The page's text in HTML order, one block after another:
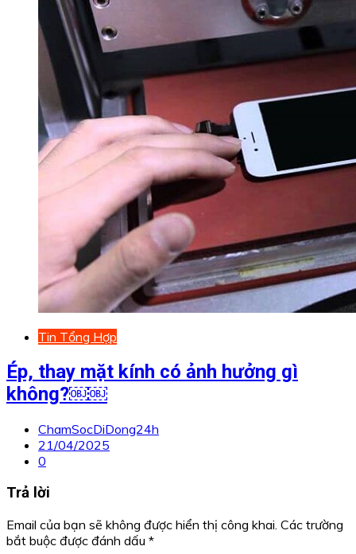
Tin Tổng Hợp
Ép, thay mặt kính có ảnh hưởng gì
không?￼￼
ChamSocDiDong24h
21/04/2025
0
Trả lời
Email của bạn sẽ không được hiển thị công khai. Các trường
bắt buộc được đánh dấu *